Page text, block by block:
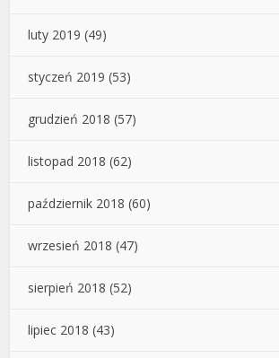
luty 2019 (49)
styczeń 2019 (53)
grudzień 2018 (57)
listopad 2018 (62)
październik 2018 (60)
wrzesień 2018 (47)
sierpień 2018 (52)
lipiec 2018 (43)